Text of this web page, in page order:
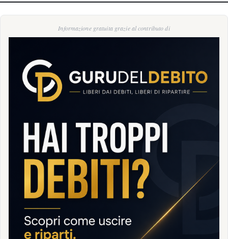
Informazione gratuita grazie al contributo di